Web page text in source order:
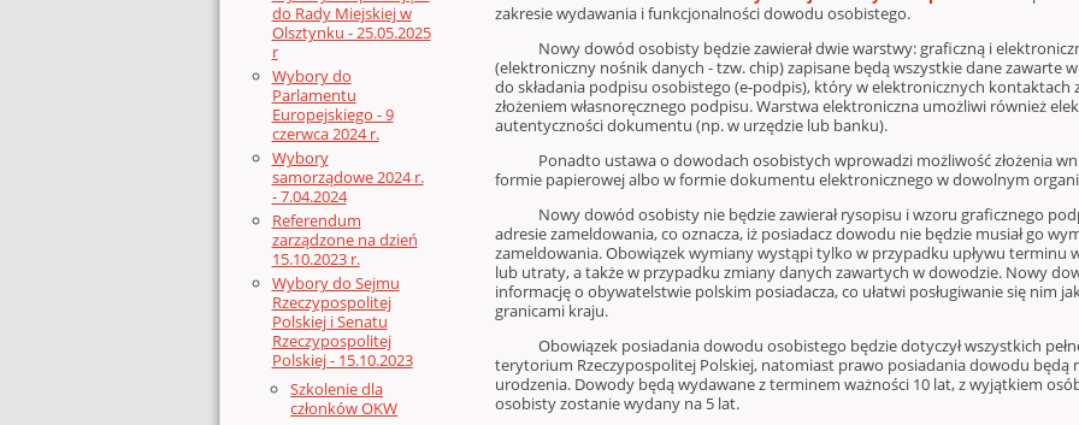
do Rady Miejskiej w
Olsztynku - 25.05.2025
r
Wybory do
Parlamentu
Europejskiego - 9
czerwca 2024 r.
Wybory
samorządowe 2024 r.
- 7.04.2024
Referendum
zarządzone na dzień
15.10.2023 r.
Wybory do Sejmu
Rzeczypospolitej
Polskiej i Senatu
Rzeczypospolitej
Polskiej - 15.10.2023
Szkolenie dla
członków OKW
zakresie wydawania i funkcjonalności dowodu osobistego.
Nowy dowód osobisty będzie zawierał dwie warstwy: graficzną i
(elektroniczny nośnik danych - tzw. chip) zapisane będą wszystkie dane zawarte
do składania podpisu osobistego (e-podpis), który w elektronicznych kontaktach
złożeniem własnoręcznego podpisu. Warstwa elektroniczna umożliwi również
autentyczności dokumentu (np. w urzędzie lub banku).
Ponadto ustawa o dowodach osobistych wprowadzi możliwość złożenia
formie papierowej albo w formie dokumentu elektronicznego w dowolnym
Nowy dowód osobisty nie będzie zawierał rysopisu i wzoru graficznego
adresie zameldowania, co oznacza, iż posiadacz dowodu nie będzie musiał go
zameldowania. Obowiązek wymiany wystąpi tylko w przypadku upływu terminu
lub utraty, a także w przypadku zmiany danych zawartych w dowodzie. Nowy
informację o obywatelstwie polskim posiadacza, co ułatwi posługiwanie się nim
granicami kraju.
Obowiązek posiadania dowodu osobistego będzie dotyczył wszystkich
terytorium Rzeczypospolitej Polskiej, natomiast prawo posiadania dowodu będą
urodzenia. Dowody będą wydawane z terminem ważności 10 lat, z wyjątkiem
osobisty zostanie wydany na 5 lat.